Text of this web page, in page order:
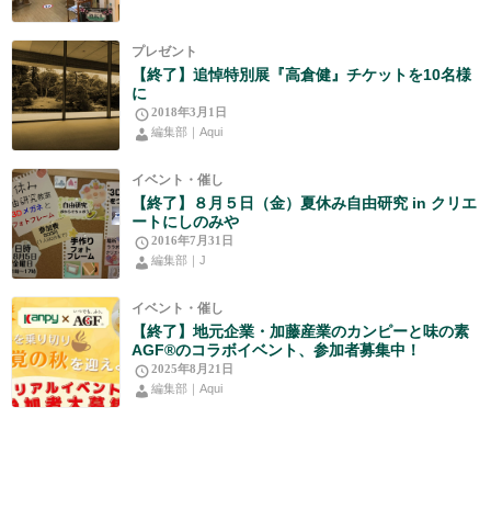
プレゼント
【終了】追悼特別展『高倉健』チケットを10名様
に
2018年3月1日
編集部｜Aqui
イベント・催し
【終了】８月５日（金）夏休み自由研究 in クリエ
ートにしのみや
2016年7月31日
編集部｜J
イベント・催し
【終了】地元企業・加藤産業のカンピーと味の素
AGF®のコラボイベント、参加者募集中！
2025年8月21日
編集部｜Aqui